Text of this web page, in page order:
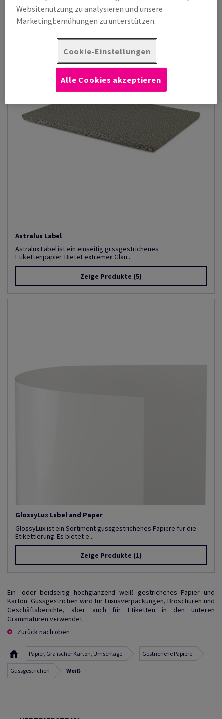
Astralux Label
Astralux Label ist ein einseitig gussgestrichenes
Etikettenpapier. Bietet extremen Glan...
Zeige Produkte (5)
GlossyLux Label and Paper
GlossyLux ist ein Sortiment gussgestrichenes Papiere für die
Etikettierung. Es bietet e...
Zeige Produkte (1)
Ein- oder beidseitig hochglänzend weiß gestrichenes Papier und
Karton. Gussgestrichen wird für Luxusverpackungen, Broschüren und
Geschäftsberichte, aber auch für Etiketten in den unteren
Grammaturen verwendet.
Zurück nach oben
Papier, Grafischer Karton, Umschläge Gestrichene Papiere
Gussgestrichen Weiß
Websitenutzung zu analysieren und unsere
Marketingbemühungen zu unterstützen.
Cookie-Einstellungen
Alle Cookies akzeptieren